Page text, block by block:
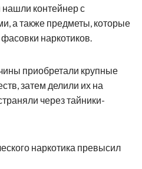
контейнер с
а также предметы, которые
наркотиков.
приобретали крупные
затем делили их на
через тайники-
наркотика превысил